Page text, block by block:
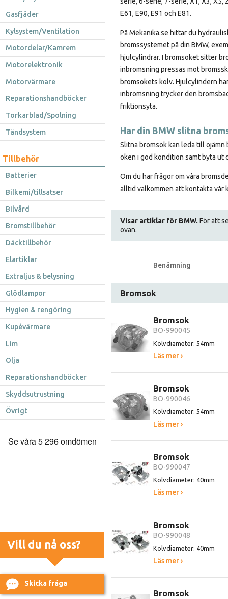
Gasfjäder
Kylsystem/Ventilation
Motordelar/Kamrem
Motorelektronik
Motorvärmare
Reparationshandböcker
Torkarblad/Spolning
Tändsystem
Tillbehör
Batterier
Bilkemi/tillsatser
Bilvård
Bromstillbehör
Däcktillbehör
Elartiklar
Extraljus & belysning
Glödlampor
Hygien & rengöring
Kupévärmare
Lim
Olja
Reparationshandböcker
Skyddsutrustning
Övrigt
Vill du nå oss?
Skicka fråga
E61, E90, E91 och E81.
På Mekanika.se hittar du
bromssystemet på din BMW,
hjulcylindrar. I bromsoket sitter
inbromsning pressas mot
bromsokets kolv. Hjulcylindern
inbromsning trycker den
friktionsyta.
Har din BMW slitna
Slitna bromsok kan leda till
oken i god kondition samt byta ut
Om du har frågor om våra
alltid välkommen att kontakta
Visar artiklar för BMW. För att
ovan.
Benämning
Bromsok
Bromsok
BO-990045
Kolvdiameter: 54mm
Läs mer ›
Bromsok
BO-990046
Kolvdiameter: 54mm
Läs mer ›
Bromsok
BO-990047
Kolvdiameter: 40mm
Läs mer ›
Bromsok
BO-990048
Kolvdiameter: 40mm
Läs mer ›
Bromsok